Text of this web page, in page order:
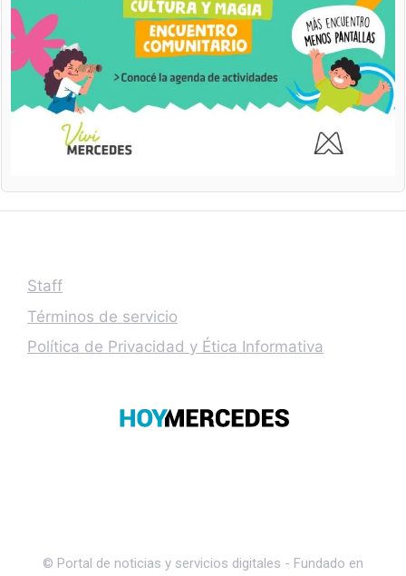
Staff
Términos de servicio
Política de Privacidad y Ética Informativa
© Portal de noticias y servicios digitales - Fundado en